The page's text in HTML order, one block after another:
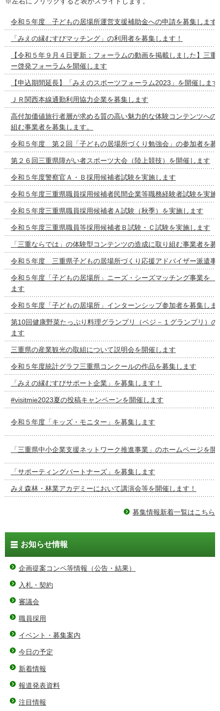
令和５年度 子どもの居場所運営支援補助金への申請を募集します
「みえの縁むすびマッチング」の利用者を募集します！
【令和５年９月４日更新：フォーラムの動画を掲載しました】三
ー啓発フォーラムを開催します
【申込期間延長】「みえのスポーツフォーラム2023」を開催します
ＪＲ関西本線通勤利用協力企業を募集します
高付加価値旅行者層が求める質の高い魅力的な体験コンテンツへの
組む事業者を募集します。
令和５年度 第２回「子どもの居場所づくり勉強会」の参加者を募
第２６回三重県障がい者スポーツ大会（陸上競技）を開催します
令和５年度警察官Ａ・Ｂ採用候補者試験を実施します
令和５年度三重県職員採用候補者民間企業等職務経験者試験を実施
令和５年度三重県職員採用候補者Ａ試験（秋季）を実施します
令和５年度三重県職員等採用候補者Ｂ試験・Ｃ試験を実施します
「三重ならでは」の体験型コンテンツの造成に取り組む事業者を募
令和５年度 三重県子どもの居場所づくり応援アドバイザー派遣事
令和５年度「子どもの居場所」ニーズ・シーズマッチング
ます
令和５年度「子どもの居場所」インターンシップ参加者を募集しま
第10回健康野菜たっぷり料理グランプリ（ベジ－１グランプリ）
ます
三重県の産業観光の取組について説明会を開催します
令和５年度統計グラフ三重県コンクールの作品を募集します
「みえの縁むすびサポート企業」を募集します！
#visitmie2023夏の投稿キャンペーンを開催します
令和５年度「キッズ・モニター」を募集します
「三重県中小企業支援ネットワーク推進事業」のホームページを開
「サポーティングパートナーズ」を募集します
みえ森林・林業アカデミーにおいて講演会等を開催します！
募集情報新着一覧はこちら
お知らせ情報
企画提案コンペ等情報（公告・結果）
入札・契約
審議会
職員採用
イベント・募集案内
今日の予定
新着情報
報道発表資料
注目情報